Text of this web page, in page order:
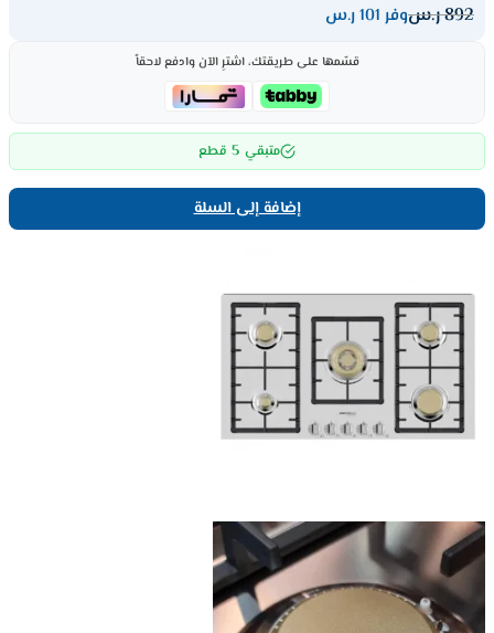
892ر.سوفر 101 ر.س
قسّمها على طريقتك، اشترِ الآن وادفع لاحقاً
متبقي 5 قطع
إضافة إلى السلة